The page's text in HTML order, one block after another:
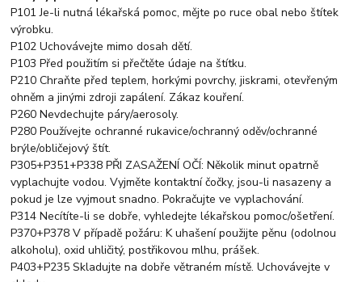
P101 Je-li nutná lékařská pomoc, mějte po ruce obal nebo štítek
výrobku.
P102 Uchovávejte mimo dosah dětí.
P103 Před použitím si přečtěte údaje na štítku.
P210 Chraňte před teplem, horkými povrchy, jiskrami, otevřeným
ohněm a jinými zdroji zapálení. Zákaz kouření.
P260 Nevdechujte páry/aerosoly.
P280 Používejte ochranné rukavice/ochranný oděv/ochranné
brýle/obličejový štít.
P305+P351+P338 PŘI ZASAŽENÍ OČÍ: Několik minut opatrně
vyplachujte vodou. Vyjměte kontaktní čočky, jsou-li nasazeny a
pokud je lze vyjmout snadno. Pokračujte ve vyplachování.
P314 Necítíte-li se dobře, vyhledejte lékařskou pomoc/ošetření.
P370+P378 V případě požáru: K uhašení použijte pěnu (odolnou
alkoholu), oxid uhličitý, postřikovou mlhu, prášek.
P403+P235 Skladujte na dobře větraném místě. Uchovávejte v